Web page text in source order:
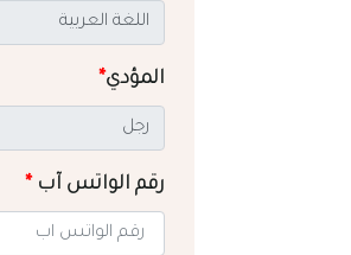
المؤدي*
رقم الواتس آب*